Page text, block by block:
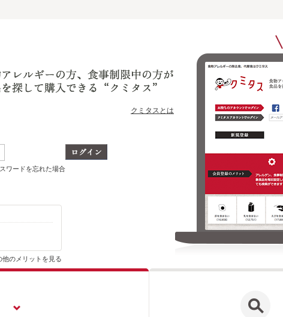
クミタスとは
ワードを忘れた場合
ショップ別に、今までに購入・ブックマークした商品のうち
どの商品をいま取り扱っているかがわかります
他のメリットを見る